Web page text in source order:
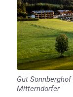
Gut
Mitterndorfer